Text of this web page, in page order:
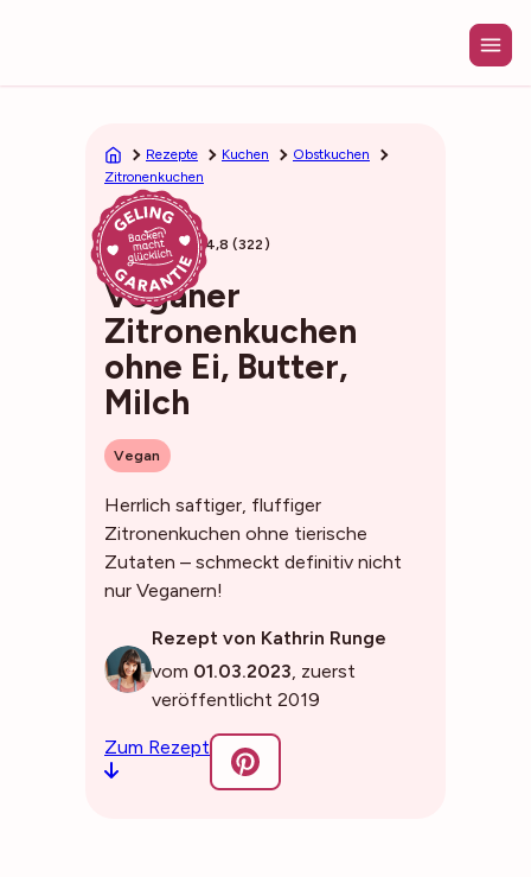
Rezepte Kuchen
Obstkuchen
Zitronenkuchen
30min 4,8 (322)
Veganer
Zitronenkuchen
ohne Ei, Butter,
Milch
Vegan
Herrlich saftiger, fluffiger
Zitronenkuchen ohne tierische
Zutaten – schmeckt definitiv nicht
nur Veganern!
Rezept von Kathrin Runge
vom 01.03.2023, zuerst
veröffentlicht 2019
Zum Rezept